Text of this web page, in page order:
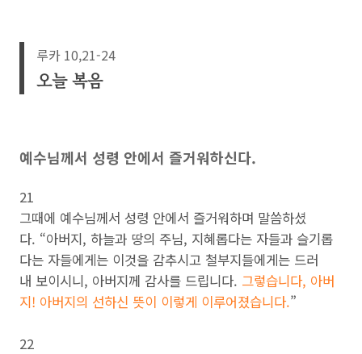
루카 10,21-24
오늘 복음
예수님께서 성령 안에서 즐거워하신다.
21
그때에 예수님께서 성령 안에서 즐거워하며 말씀하셨
다. “아버지, 하늘과 땅의 주님, 지혜롭다는 자들과 슬기롭
다는 자들에게는 이것을 감추시고 철부지들에게는 드러
내 보이시니, 아버지께 감사를 드립니다. 그렇습니다, 아버
지! 아버지의 선하신 뜻이 이렇게 이루어졌습니다.”
22